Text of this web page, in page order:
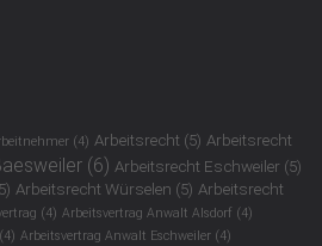
(4) Arbeitsrecht (5) Arbeitsrecht
(6) Arbeitsrecht Eschweiler (5)
Arbeitsrecht Würselen (5) Arbeitsrecht
(4) Arbeitsvertrag Anwalt Alsdorf (4)
(4) Arbeitsvertrag Anwalt Eschweiler (4)